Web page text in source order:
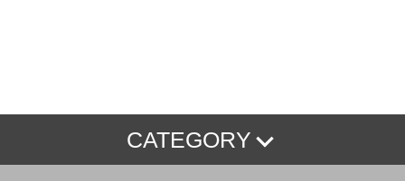
CATEGORY
【卓上パーテーション 動物】